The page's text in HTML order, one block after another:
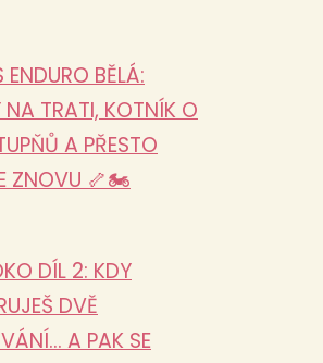
BĚLÁ:
NA TRATI, KOTNÍK O
A PŘESTO
ZNOVU 🦴🏍️
DÍL 2: KDY
DVĚ
A PAK SE